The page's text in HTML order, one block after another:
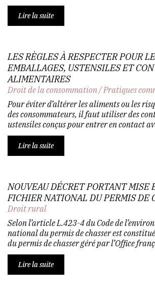
Lire la suite
LES RÈGLES À RESPECTER POUR
EMBALLAGES, USTENSILES ET
ALIMENTAIRES
Droit de la consommation/Pratiques
Pour éviter d’altérer les aliments ou les
des consommateurs, il faut utiliser des
ustensiles conçus pour entrer en contact
Lire la suite
NOUVEAU DÉCRET PORTANT
FICHIER NATIONAL DU PERMIS DE
Droit rural
Selon l’article L.423-4 du Code de
national du permis de chasser est
du permis de chasser géré par l’Office
Lire la suite